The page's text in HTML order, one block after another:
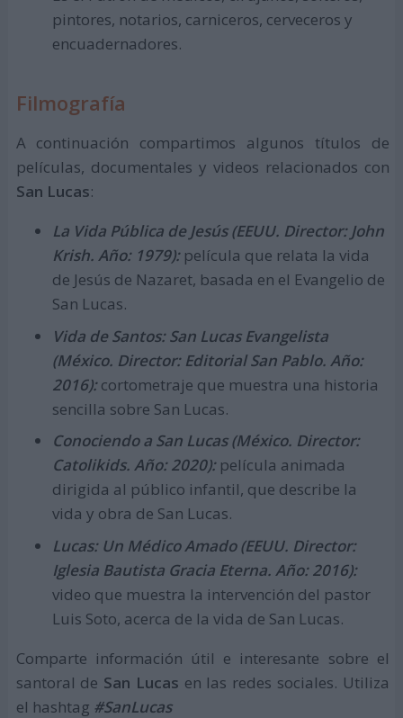
pintores, notarios, carniceros, cerveceros y
encuadernadores.
Filmografía
A continuación compartimos algunos títulos de
películas, documentales y videos relacionados con
San Lucas:
La Vida Pública de Jesús (EEUU. Director: John
Krish. Año: 1979):película que relata la vida
de Jesús de Nazaret, basada en el Evangelio de
San Lucas.
Vida de Santos: San Lucas Evangelista
(México. Director: Editorial San Pablo. Año:
2016):cortometraje que muestra una historia
sencilla sobre San Lucas.
Conociendo a San Lucas (México. Director:
Catolikids. Año: 2020):película animada
dirigida al público infantil, que describe la
vida y obra de San Lucas.
Lucas: Un Médico Amado (EEUU. Director:
Iglesia Bautista Gracia Eterna. Año: 2016):
video que muestra la intervención del pastor
Luis Soto, acerca de la vida de San Lucas.
Comparte información útil e interesante sobre el
santoral de San Lucas en las redes sociales. Utiliza
el hashtag #SanLucas